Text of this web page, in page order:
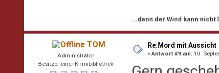
...denn der Wind kann nicht
TOM
Administrator
Besitzer einer Krimibibliothek
Re:Mord mit Aussicht
«Antwort #9 am: 10.